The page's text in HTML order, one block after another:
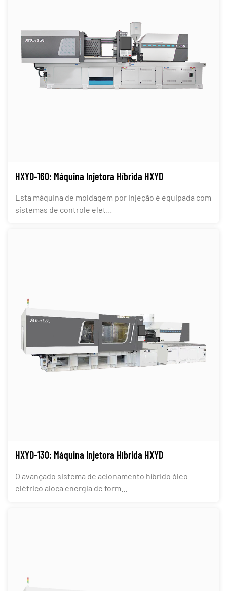
HXYD-160: Máquina Injetora Híbrida HXYD
Esta máquina de moldagem por injeção é equipada com
sistemas de controle elet...
HXYD-130: Máquina Injetora Híbrida HXYD
O avançado sistema de acionamento híbrido óleo-
elétrico aloca energia de form...